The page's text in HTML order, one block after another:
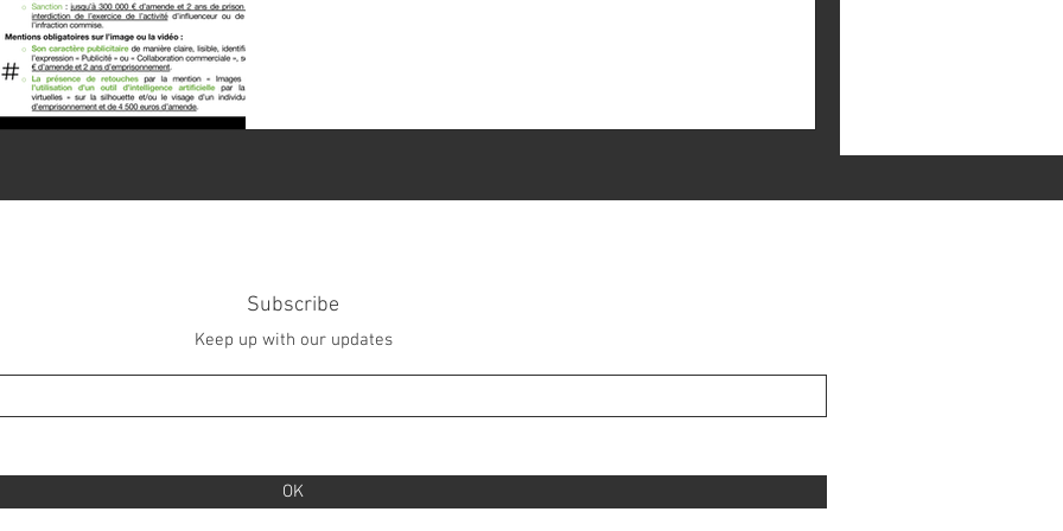
Subscribe
Keep up with our updates
OK